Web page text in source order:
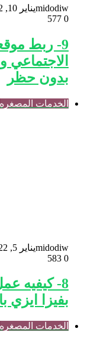
midodiwيناير 10, 2022
0
9- ربط
الاجتماعي
بدون حظر
الخدمات المصغره
midodiwيناير 5, 2022
0
8- كيفيه
بفيزا ايزي
الخدمات المصغره